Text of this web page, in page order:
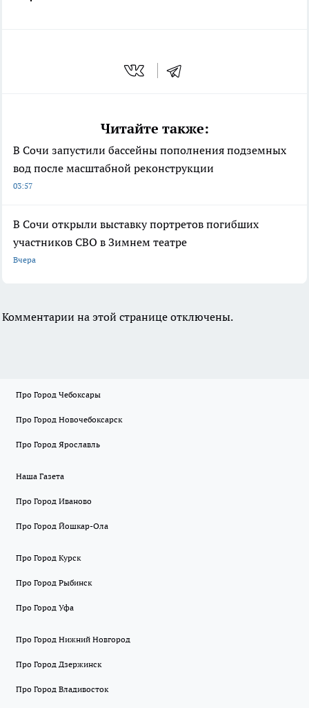
Читайте также:
В Сочи запустили бассейны пополнения подземных
вод после масштабной реконструкции
03:57
В Сочи открыли выставку портретов погибших
участников СВО в Зимнем театре
Вчера
Комментарии на этой странице отключены.
Про Город Чебоксары
Про Город Новочебоксарск
Про Город Ярославль
Наша Газета
Про Город Иваново
Про Город Йошкар-Ола
Про Город Курск
Про Город Рыбинск
Про Город Уфа
Про Город Нижний Новгород
Про Город Дзержинск
Про Город Владивосток